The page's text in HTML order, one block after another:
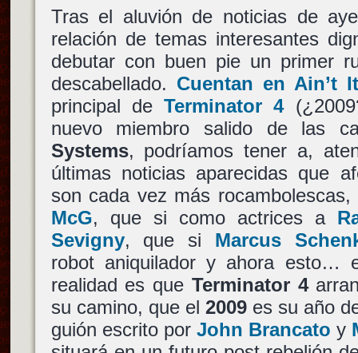
Tras el aluvión de noticias de
relación de temas interesantes
debutar con buen pie un primer
descabellado. Cuentan en Ain’t
principal deTerminator 4
nuevo miembro salido de las
Systems, podríamos tener a,
últimas noticias aparecidas que
son cada vez más
McG, que si como actrices a
Sevigny, que si Marcus
robot aniquilador y ahora esto…
realidad es que Terminator 4
su camino, que el 2009es su año
guión escrito por John Brancato y